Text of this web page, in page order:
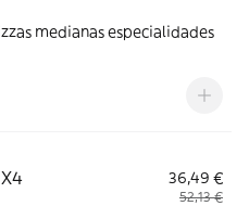
medianas especialidades
36,49 €
52,13 €